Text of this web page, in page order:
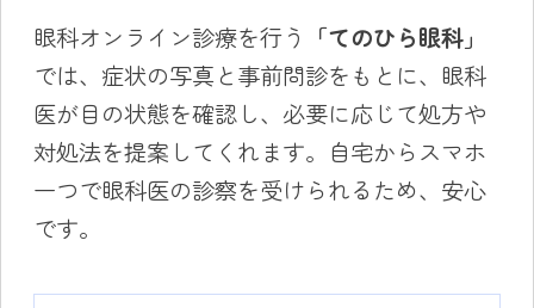
眼科オンライン診療を行う
「てのひら眼科」
では、症状の写真と事前問診をもとに、眼科
医が目の状態を確認し、必要に応じて処方や
対処法を提案してくれます。自宅からスマホ
一つで眼科医の診察を受けられるため、安心
です。